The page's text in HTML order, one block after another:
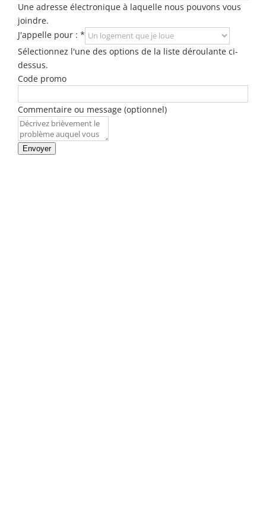
Une adresse électronique à laquelle nous pouvons vous
joindre.
J'appelle pour : *
Sélectionnez l'une des options de la liste déroulante ci-
dessus.
Code promo
Commentaire ou message (optionnel)
Envoyer